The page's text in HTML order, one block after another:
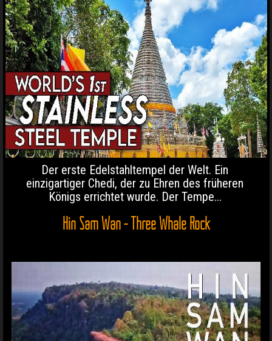
Der erste Edelstahltempel der Welt. Ein
einzigartiger Chedi, der zu Ehren des früheren
Königs errichtet wurde. Der Tempe...
Hin Sam Wan - Three Whale Rock